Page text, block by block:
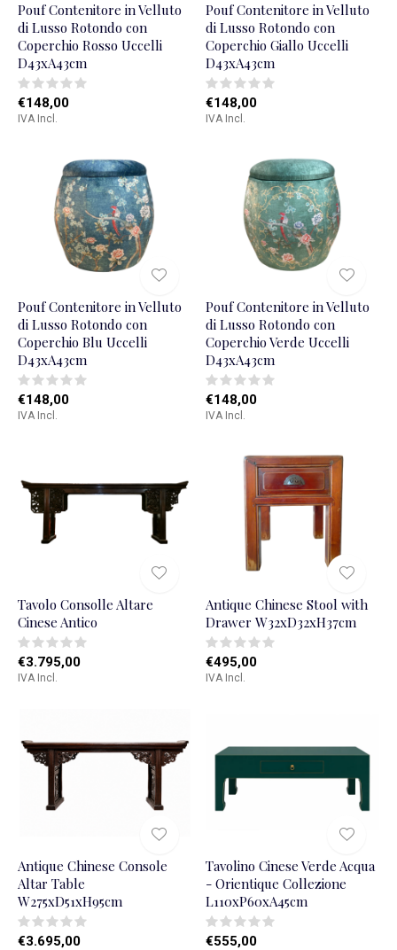
Pouf Contenitore in Velluto
di Lusso Rotondo con
Coperchio Rosso Uccelli
D43xA43cm
€148,00
IVA Incl.
Pouf Contenitore in Velluto
di Lusso Rotondo con
Coperchio Giallo Uccelli
D43xA43cm
€148,00
IVA Incl.
Pouf Contenitore in Velluto
di Lusso Rotondo con
Coperchio Blu Uccelli
D43xA43cm
€148,00
IVA Incl.
Pouf Contenitore in Velluto
di Lusso Rotondo con
Coperchio Verde Uccelli
D43xA43cm
€148,00
IVA Incl.
Tavolo Consolle Altare
Cinese Antico
€3.795,00
IVA Incl.
Antique Chinese Stool with
Drawer W32xD32xH37cm
€495,00
IVA Incl.
Antique Chinese Console
Altar Table
W275xD51xH95cm
€3.695,00
Tavolino Cinese Verde Acqua
- Orientique Collezione
L110xP60xA45cm
€555,00